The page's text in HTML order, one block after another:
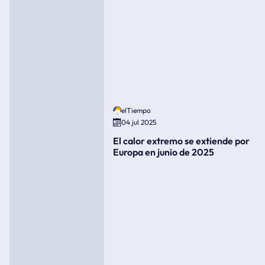
elTiempo
04 jul 2025
El calor extremo se extiende por
Europa en junio de 2025